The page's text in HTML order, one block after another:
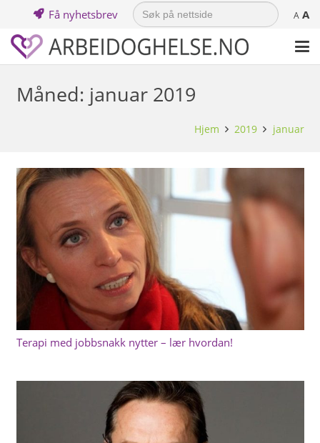
Få nyhetsbrev
Search
for: A A
Måned: januar 2019
Hjem 2019 januar
Terapi med jobbsnakk nytter – lær hvordan!